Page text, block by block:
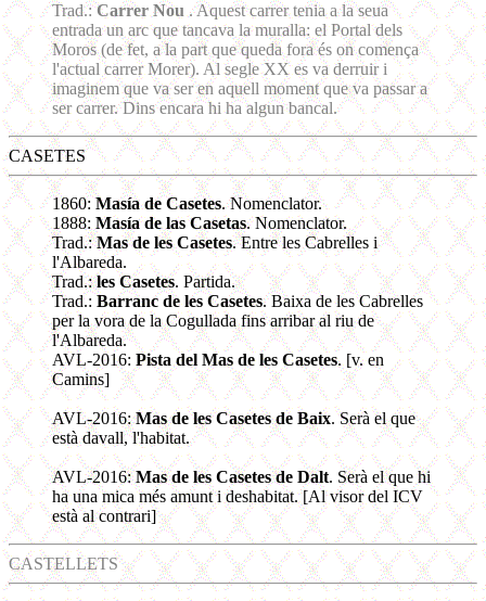
Trad.:Carrer Nou . Aquest carrer tenia a la seua
entrada un arc que tancava la muralla: el Portal dels
Moros (de fet, a la part que queda fora és on comença
l'actual carrer Morer). Al segle XX es va derruir i
imaginem que va ser en aquell moment que va passar a
ser carrer. Dins encara hi ha algun bancal.
CASETES
1860:Masía de Casetes. Nomenclator.
1888: Masía de las Casetas. Nomenclator.
Trad.:Mas de les Casetes. Entre les Cabrelles i
l'Albareda.
Trad.:les Casetes. Partida.
Trad.: Barranc de les Casetes. Baixa de les Cabrelles
per la vora de la Cogullada fins arribar al riu de
l'Albareda.
AVL-2016: Pista del Mas de les Casetes. [v. en
Camins]
AVL-2016:Mas de les Casetes de Baix. Serà el que
està davall, l'habitat.
AVL-2016:Mas de les Casetes de Dalt. Serà el que hi
ha una mica més amunt i deshabitat. [Al visor del ICV
està al contrari]
CASTELLETS